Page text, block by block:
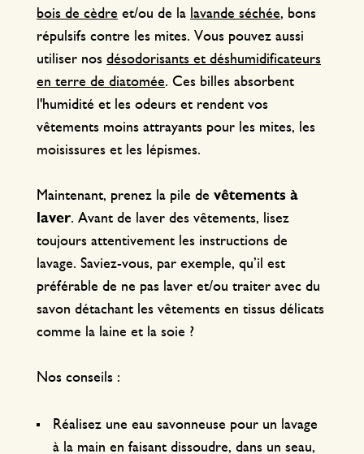
bois de cèdre et/ou de la lavande séchée, bons
répulsifs contre les mites. Vous pouvez aussi
utiliser nos désodorisants et déshumidificateurs
en terre de diatomée. Ces billes absorbent
l'humidité et les odeurs et rendent vos
vêtements moins attrayants pour les mites, les
moisissures et les lépismes.
Maintenant, prenez la pile de vêtements à
laver. Avant de laver des vêtements, lisez
toujours attentivement les instructions de
lavage. Saviez-vous, par exemple, qu’il est
préférable de ne pas laver et/ou traiter avec du
savon détachant les vêtements en tissus délicats
comme la laine et la soie ?
Nos conseils :
Réalisez une eau savonneuse pour un lavage
à la main en faisant dissoudre, dans un seau,